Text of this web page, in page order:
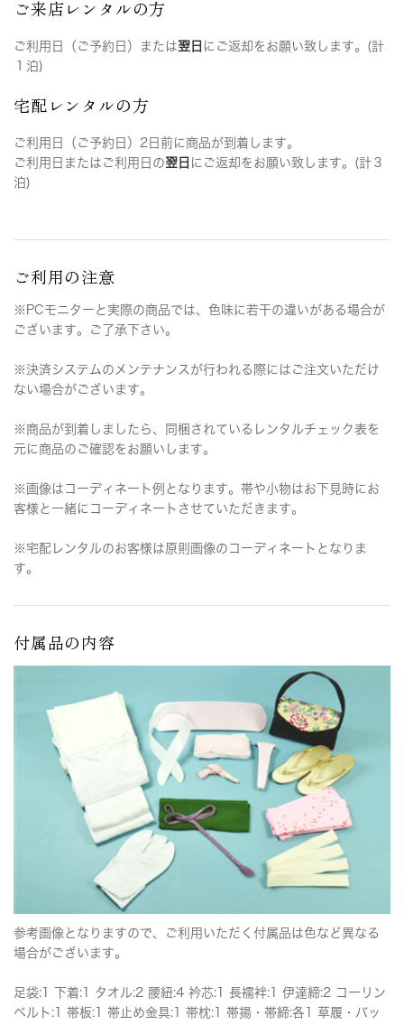
ご来店レンタルの方
ご利用日（ご予約日）または翌日 にご返却をお願い致します。(計
１泊)
宅配レンタルの方
ご利用日（ご予約日）2日前に商品が到着します。
ご利用日またはご利用日の翌日 にご返却をお願い致します。(計３
泊)
ご利用の注意
※PCモニターと実際の商品では、色味に若干の違いがある場合が
ございます。ご了承下さい。
※決済システムのメンテナンスが行われる際にはご注文いただけ
ない場合がございます。
※商品が到着しましたら、同梱されているレンタルチェック表を
元に商品のご確認をお願いします。
※画像はコーディネート例となります。帯や小物はお下見時にお
客様と一緒にコーディネートさせていただきます。
※宅配レンタルのお客様は原則画像のコーディネートとなりま
す。
付属品の内容
参考画像となりますので、ご利用いただく付属品は色など異なる
場合がございます。
足袋:1 下着:1 タオル:2 腰紐:4 衿芯:1 長襦袢:1 伊達締:2 コーリン
ベルト:1 帯板:1 帯止め金具:1 帯枕:1 帯揚・帯締:各1 草履・バッ